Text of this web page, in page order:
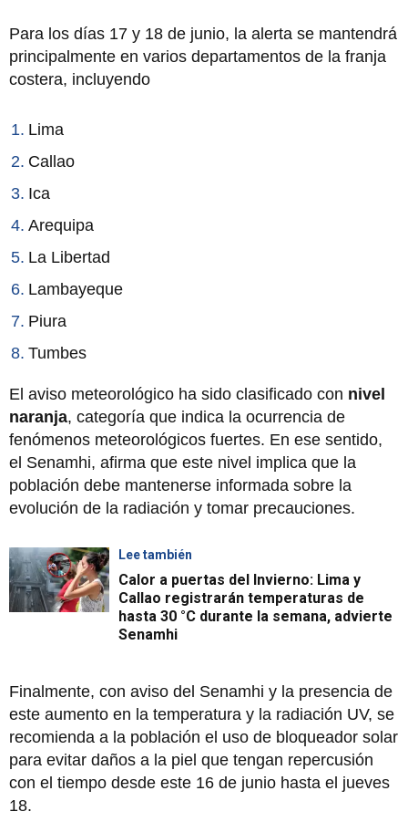
Para los días 17 y 18 de junio, la alerta se mantendrá
principalmente en varios departamentos de la franja
costera, incluyendo
Lima
Callao
Ica
Arequipa
La Libertad
Lambayeque
Piura
Tumbes
El aviso meteorológico ha sido clasificado con nivel
naranja, categoría que indica la ocurrencia de
fenómenos meteorológicos fuertes. En ese sentido,
el Senamhi, afirma que este nivel implica que la
población debe mantenerse informada sobre la
evolución de la radiación y tomar precauciones.
Lee también
Calor a puertas del Invierno: Lima y
Callao registrarán temperaturas de
hasta 30 °C durante la semana, advierte
Senamhi
Finalmente, con aviso del Senamhi y la presencia de
este aumento en la temperatura y la radiación UV, se
recomienda a la población el uso de bloqueador solar
para evitar daños a la piel que tengan repercusión
con el tiempo desde este 16 de junio hasta el jueves
18.